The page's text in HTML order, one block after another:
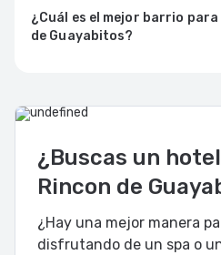
¿Cuál es el mejor barrio
de Guayabitos?
¿Buscas un
Rincon de
¿Hay una mejor manera
disfrutando de un spa o